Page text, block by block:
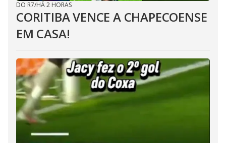
DO R7/HÁ 2 HORAS
CORITIBA VENCE A CHAPECOENSE
EM CASA!